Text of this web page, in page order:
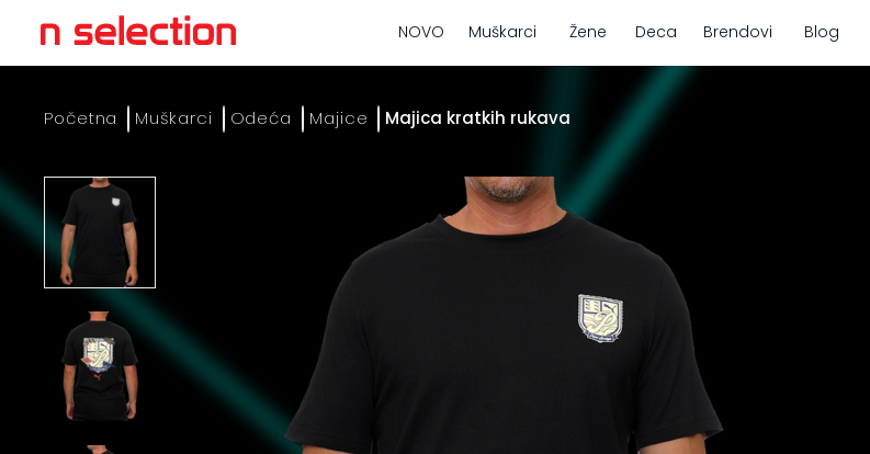
NOVO Muškarci Žene Deca Brendovi Blog
Početna Muškarci Odeća Majice Majica kratkih rukava